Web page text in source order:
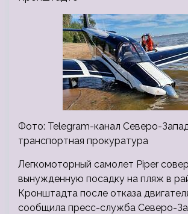
Фото: Telegram-канал Северо-
транспортная прокуратура
Легкомоторный самолет Piper
вынужденную посадку на пляж в
Кронштадта после отказа
сообщила пресс-служба Северо-